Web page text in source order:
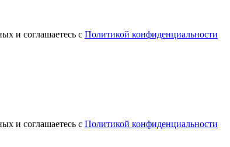
и соглашаетесь с Политикой конфиденциальности
и соглашаетесь с Политикой конфиденциальности